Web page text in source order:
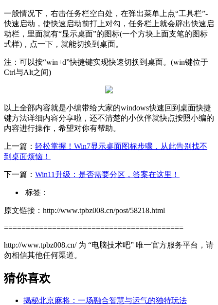
一般情况下，右击任务栏空白处，在弹出菜单上点“工具栏”-
快速启动，使快速启动前打上对勾，任务栏上就会辟出快速启
动栏，里面就有“显示桌面”的图标(一个方块上面支笔的图标
式样)，点一下，就能切换到桌面。
注：可以按“win+d”快捷键实现快速切换到桌面。(win键位于
Ctrl与Alt之间)
以上全部内容就是小编带给大家的windows快速回到桌面快捷
键方法详细内容分享啦，还不清楚的小伙伴就快点按照小编的
内容进行操作，希望对你有帮助。
上一篇： 轻松掌握！Win7显示桌面图标步骤，从此告别找不
到桌面烦恼！
下一篇： Win11升级：是否需要分区，答案在这里！
标签：
原文链接：http://www.tpbz008.cn/post/58218.html
=========================================
http://www.tpbz008.cn/ 为 “电脑技术吧” 唯一官方服务平台，请
勿相信其他任何渠道。
猜你喜欢
揭秘北京麻将：一场融合智慧与运气的独特玩法